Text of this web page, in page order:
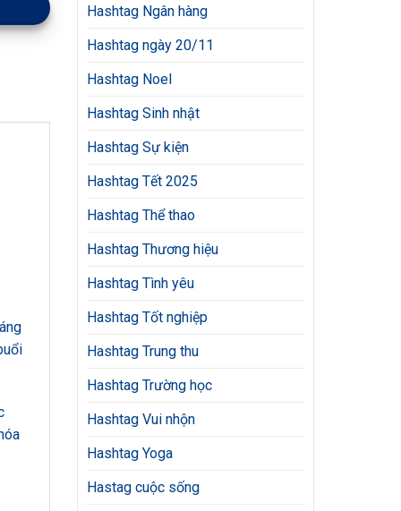
Hashtag Ngân hàng
Hashtag ngày 20/11
Hashtag Noel
Hashtag Sinh nhật
Hashtag Sự kiện
Hashtag Tết 2025
Hashtag Thể thao
Hashtag Thương hiệu
Hashtag Tình yêu
Hashtag Tốt nghiệp
Hashtag Trung thu
Hashtag Trường học
Hashtag Vui nhộn
Hashtag Yoga
Hastag cuộc sống